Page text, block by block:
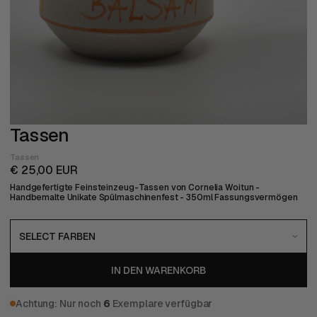
Tassen
Tassen
€ 25,00 EUR
Handgefertigte Feinsteinzeug-Tassen von Cornelia Woitun -
Handbemalte Unikate Spülmaschinenfest - 350ml Fassungsvermögen
Achtung: Nur noch 6 Exemplare verfügbar